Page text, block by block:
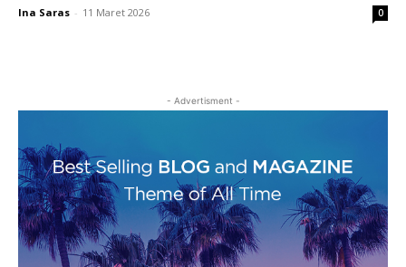
Ina Saras - 11 Maret 2026 0
- Advertisment -